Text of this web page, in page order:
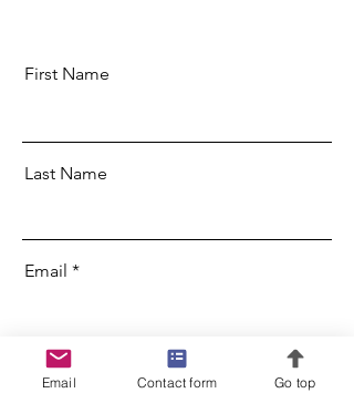
First Name
Last Name
Email
Message
Email Contact form Go top